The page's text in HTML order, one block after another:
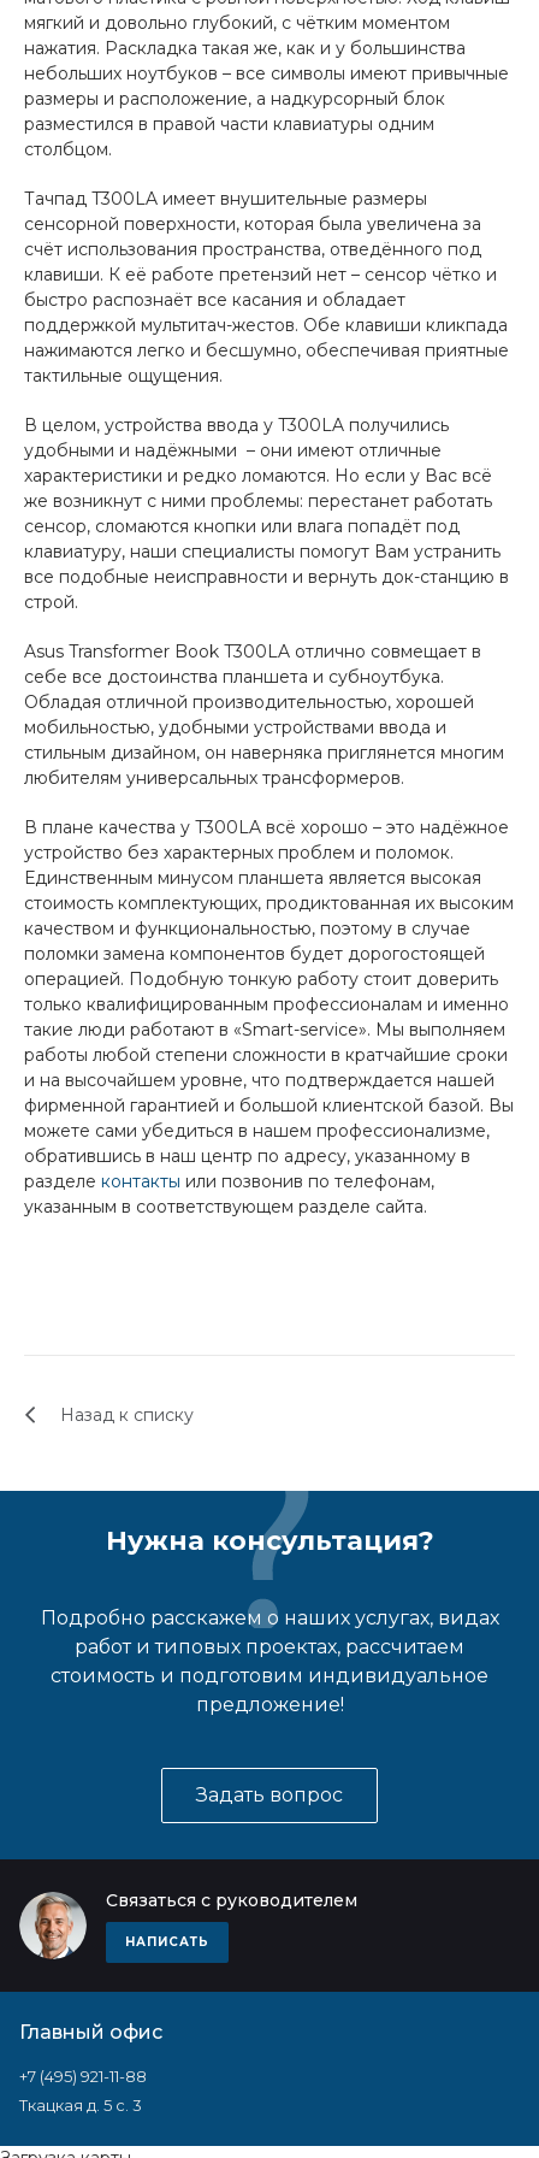
мягкий и довольно глубокий, с чётким моментом
нажатия. Раскладка такая же, как и у большинства
небольших ноутбуков – все символы имеют привычные
размеры и расположение, а надкурсорный блок
разместился в правой части клавиатуры одним
столбцом.
Тачпад T300LA имеет внушительные размеры
сенсорной поверхности, которая была увеличена за
счёт использования пространства, отведённого под
клавиши. К её работе претензий нет – сенсор чётко и
быстро распознаёт все касания и обладает
поддержкой мультитач-жестов. Обе клавиши кликпада
нажимаются легко и бесшумно, обеспечивая приятные
тактильные ощущения.
В целом, устройства ввода у T300LA получились
удобными и надёжными – они имеют отличные
характеристики и редко ломаются. Но если у Вас всё
же возникнут с ними проблемы: перестанет работать
сенсор, сломаются кнопки или влага попадёт под
клавиатуру, наши специалисты помогут Вам устранить
все подобные неисправности и вернуть док-станцию в
строй.
Asus Transformer Book T300LA отлично совмещает в
себе все достоинства планшета и субноутбука.
Обладая отличной производительностью, хорошей
мобильностью, удобными устройствами ввода и
стильным дизайном, он наверняка приглянется многим
любителям универсальных трансформеров.
В плане качества у T300LA всё хорошо – это надёжное
устройство без характерных проблем и поломок.
Единственным минусом планшета является высокая
стоимость комплектующих, продиктованная их высоким
качеством и функциональностью, поэтому в случае
поломки замена компонентов будет дорогостоящей
операцией. Подобную тонкую работу стоит доверить
только квалифицированным профессионалам и именно
такие люди работают в «Smart-service». Мы выполняем
работы любой степени сложности в кратчайшие сроки
и на высочайшем уровне, что подтверждается нашей
фирменной гарантией и большой клиентской базой. Вы
можете сами убедиться в нашем профессионализме,
обратившись в наш центр по адресу, указанному в
разделе контакты или позвонив по телефонам,
указанным в соответствующем разделе сайта.
Назад к списку
Нужна консультация?
Подробно расскажем о наших услугах, видах
работ и типовых проектах, рассчитаем
стоимость и подготовим индивидуальное
предложение!
Задать вопрос
Связаться с руководителем
НАПИСАТЬ
Главный офис
+7 (495) 921-11-88
Ткацкая д. 5 с. 3